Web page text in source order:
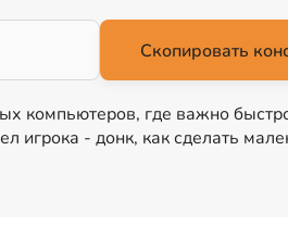
Скопировать
компьютеров, где важно
игрока - донк, как сделать